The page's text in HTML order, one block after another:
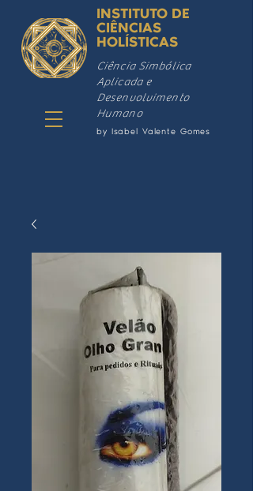
INSTITUTO DE
CIÊNCIAS
HOLÍSTICAS
by Isabel Valente Gomes
Ciência Simbólica
Aplicada e
Desenvolvimento
Humano